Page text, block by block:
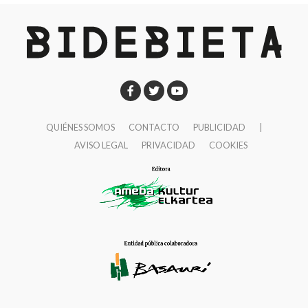
Ibaigane.
10:00 Pasacalles de dulzaineros.
Basauri en la plaza San Fausto. Las parejas se
serán entregados in situ.
14:00 Gran comida y fiesta para nuestros aitites y
amamas en los hogares del jubilado y en la plaza
17:00 Talleres, juegos y actividades para txikis en la
fiestas’ de San Fausto.
QUIÉNES SOMOS CONTACTO PUBLICIDAD
AVISO LEGAL
PRIVACIDAD COOKIES